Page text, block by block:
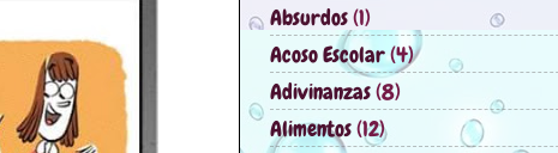
Absurdos(1)
Acoso Escolar(4)
Adivinanzas(8)
Alimentos(12)